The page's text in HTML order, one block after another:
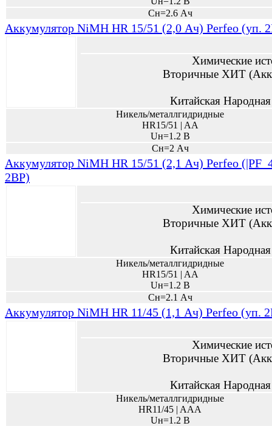
Сн=2.6 Ач
Аккумулятор NiMH HR 15/51 (2,0 Ач) Perfeo (уп.
Химические
Вторичные ХИТ
Китайская
Никель/металлгидридные
HR15/51 | AA
Uн=1.2 В
Сн=2 Ач
Аккумулятор NiMH HR 15/51 (2,1 Ач) Perfeo
2BP)
Химические
Вторичные ХИТ
Китайская
Никель/металлгидридные
HR15/51 | AA
Uн=1.2 В
Сн=2.1 Ач
Аккумулятор NiMH HR 11/45 (1,1 Ач) Perfeo (уп.
Химические
Вторичные ХИТ
Китайская
Никель/металлгидридные
HR11/45 | AAA
Uн=1.2 В